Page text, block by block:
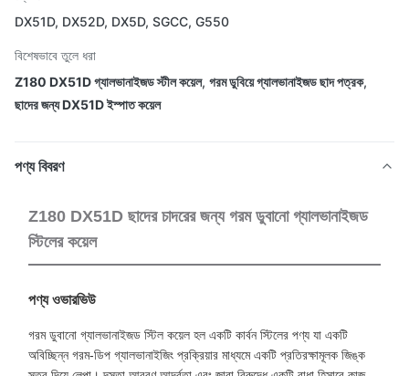
DX51D, DX52D, DX5D, SGCC, G550
বিশেষভাবে তুলে ধরা
Z180 DX51D গ্যালভানাইজড স্টীল কয়েল, গরম ডুবিয়ে গ্যালভানাইজড ছাদ পত্রক,
ছাদের জন্য DX51D ইস্পাত কয়েল
পণ্য বিবরণ
Z180 DX51D ছাদের চাদরের জন্য গরম ডুবানো গ্যালভানাইজড
স্টিলের কয়েল
পণ্য ওভারভিউ
গরম ডুবানো গ্যালভানাইজড স্টিল কয়েল হল একটি কার্বন স্টিলের পণ্য যা একটি
অবিচ্ছিন্ন গরম-ডিপ গ্যালভানাইজিং প্রক্রিয়ার মাধ্যমে একটি প্রতিরক্ষামূলক জিঙ্ক